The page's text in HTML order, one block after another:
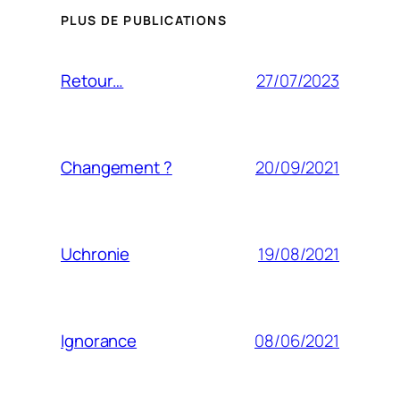
PLUS DE PUBLICATIONS
Retour… 27/07/2023
Changement ? 20/09/2021
Uchronie 19/08/2021
Ignorance 08/06/2021